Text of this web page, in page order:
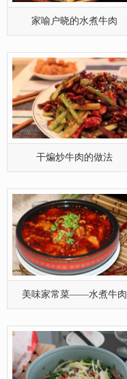
家喻户晓的水煮牛肉
干煸炒牛肉的做法
美味家常菜——水煮牛肉